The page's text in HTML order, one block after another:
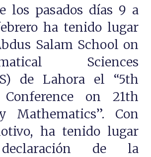
los pasados días 9 a
ha tenido lugar
Salam School on
Sciences
de Lahora el “5th
on 21th
Mathematics”. Con
ha tenido lugar
de la